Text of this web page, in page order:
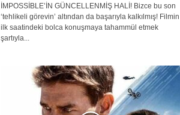
İMPOSSİBLE’İN GÜNCELLENMİŞ HALİ! Bizce bu son
‘tehlikeli görevin’ altından da başarıyla kalkılmış! Filmin
ilk saatindeki bolca konuşmaya tahammül etmek
şartıyla...